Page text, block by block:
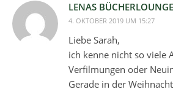
LENAS BÜCHERLOUNGE
4. OKTOBER 2019 UM 15:27
Liebe Sarah,
ich kenne nicht so viele
Verfilmungen oder
Gerade in der